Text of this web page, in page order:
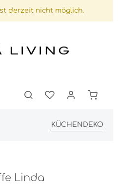
derzeit nicht möglich.
KÜCHENDEKO
Linda